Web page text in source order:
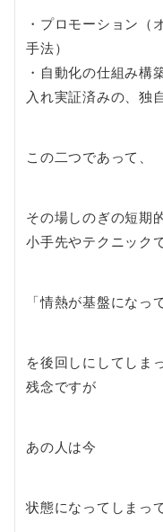
・プロモーション（
手法）
・自動化の仕組み構
入れ実証済みの、独
この二つであって、
その場しのぎの短期
小手先やテクニック
「情熱が基盤になっ
を後回しにしてしま
残念ですが
あの人は今
状態になってしまっ